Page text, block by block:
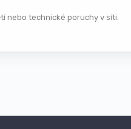
Sesuv
nebo technické poruchy v síti.